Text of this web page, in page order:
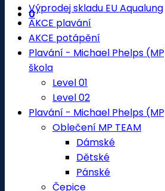
0
Výprodej skladu EU Aqualung
AKCE plavání
AKCE potápění
Plavání - Michael Phelps
škola
Level 01
Level 02
Plavání - Michael Phelps
Oblečení MP TEAM
Dámské
Dětské
Pánské
Čepice